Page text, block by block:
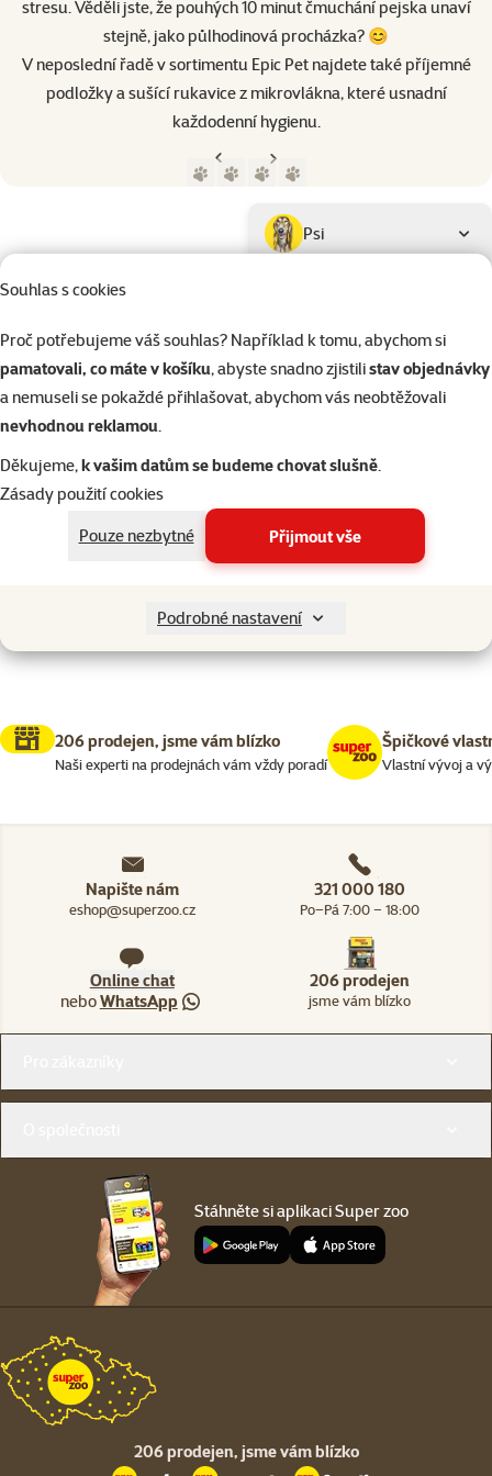
Souhlas s cookies
Proč potřebujeme váš souhlas? Například k tomu, abychom si
pamatovali, co máte v košíku, abyste snadno zjistilistav objednávky
a nemuseli se pokaždé přihlašovat, abychom vás neobtěžovali
nevhodnou reklamou.
Děkujeme,k vašim datům se budeme chovat slušně.
Zásady použití cookies
Pouze nezbytné
Přijmout vše
Podrobné nastavení
stresu. Věděli jste, že pouhých 10 minut čmuchání pejska unaví
stejně, jako půlhodinová procházka? 😊
V neposlední řadě v sortimentu Epic Pet najdete také příjemné
podložky a sušící rukavice z mikrovlákna, které usnadní
každodenní hygienu.
Předchozí stranaNásledující strana
Podkategorie
Psi
Drobní savci
Kočky > Potřeby pro krmení
Nenalezeny žádné produkty
206 prodejen, jsme vám blízko
Naši experti na prodejnách vám vždy poradí
Špičkové
Vlastní vývoj a
Napište nám
eshop@superzoo.cz
321 000 180
Po–Pá 7:00 – 18:00
Online chat
neboWhatsApp
206 prodejen
jsme vám blízko
Stáhněte si aplikaci Super zoo
206 prodejen, jsme vám blízko